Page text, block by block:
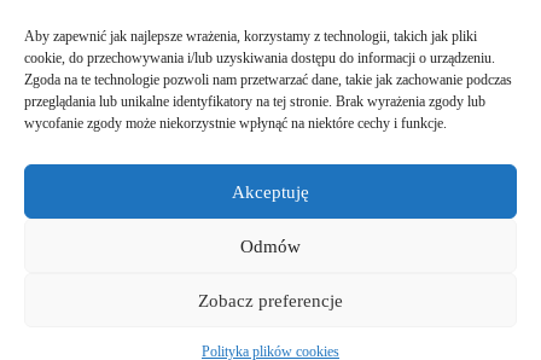
Aby zapewnić jak najlepsze wrażenia, korzystamy z technologii, takich jak pliki
cookie, do przechowywania i/lub uzyskiwania dostępu do informacji o urządzeniu.
Zgoda na te technologie pozwoli nam przetwarzać dane, takie jak zachowanie podczas
przeglądania lub unikalne identyfikatory na tej stronie. Brak wyrażenia zgody lub
wycofanie zgody może niekorzystnie wpłynąć na niektóre cechy i funkcje.
Akceptuję
Odmów
Zobacz preferencje
Polityka plików cookies
W tej przyhotelowej restauracji byliśmy już
przy głównej trasie biegnącej z Polski, przez Czechy
do Austrii. Wystarczy zjechać z niej w prawo,
dosłownie 30-40 metrów i wjeżdżamy prosto na
2024-10-07